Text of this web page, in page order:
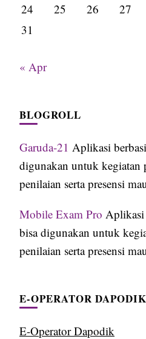
24
25 26 27
31
« Apr
BLOGROLL
Garuda-21 Aplikasi
digunakan untuk kegiatan
penilaian serta presensi
Mobile Exam Pro Aplikasi
bisa digunakan untuk
penilaian serta presensi
E-OPERATOR DAPODIK
E-Operator Dapodik